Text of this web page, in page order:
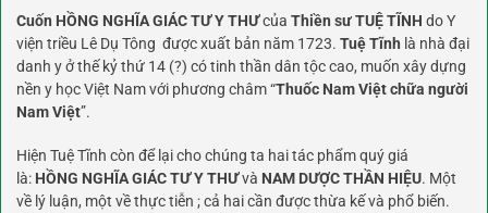
Cuốn HỒNG NGHĨA GIÁC TƯ Y THƯcủa Thiền sư TUỆ TĨNH do Y
viện triều Lê Dụ Tông được xuất bản năm 1723. Tuệ Tĩnh là nhà đại
danh y ở thế kỷ thứ 14 (?) có tinh thần dân tộc cao, muốn xây dựng
nền y học Việt Nam với phương châm “Thuốc Nam Việt chữa người
Nam Việt”.
Hiện Tuệ Tĩnh còn để lại cho chúng ta hai tác phẩm quý giá
là: HỒNG NGHĨA GIÁC TƯ Y THƯvà NAM DƯỢC THẦN HIỆU. Một
về lý luận, một về thực tiễn ; cả hai cần được thừa kế và phổ biến.